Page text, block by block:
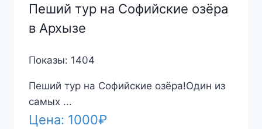
Пеший тур на Софийские озёра
в Архызе
Показы: 1404
Пеший тур на Софийские озёра!Один из
самых ...
Цена: 1000₽